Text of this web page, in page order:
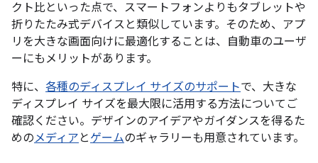
クト比といった点で、スマートフォンよりもタブレットや
折りたたみ式デバイスと類似しています。そのため、アプ
リを大きな画面向けに最適化することは、自動車のユーザ
ーにもメリットがあります。
特に、 各種のディスプレイ サイズのサポートで、大きな
ディスプレイ サイズを最大限に活用する方法についてご
確認ください。デザインのアイデアやガイダンスを得るた
めのメディア と ゲームのギャラリーも用意されています。